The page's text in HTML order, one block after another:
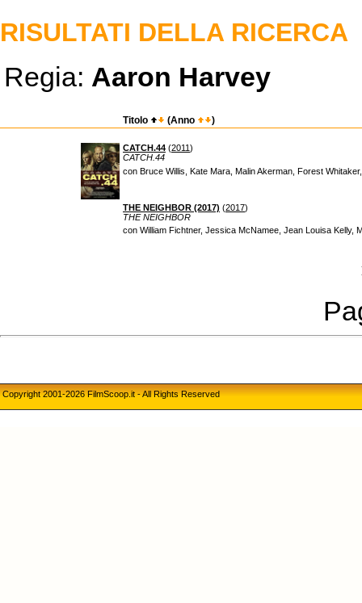
RISULTATI DELLA RICERCA
Regia: Aaron Harvey
Titolo (Anno )
CATCH.44 (2011)
CATCH.44
con Bruce Willis, Kate Mara, Malin Akerman, Forest
THE NEIGHBOR (2017) (2017)
THE NEIGHBOR
con William Fichtner, Jessica McNamee, Jean Louisa Kelly,
Copyright 2001-2026 FilmScoop.it - All Rights Reserved